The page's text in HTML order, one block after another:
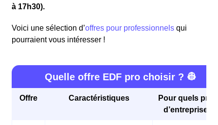
à 17h30).
Voici une sélection d’offres pour professionnels qui
pourraient vous intéresser !
Quelle offre EDF pro choisir ? 👷
Offre Caractéristiques
Pour quels
d’entreprises